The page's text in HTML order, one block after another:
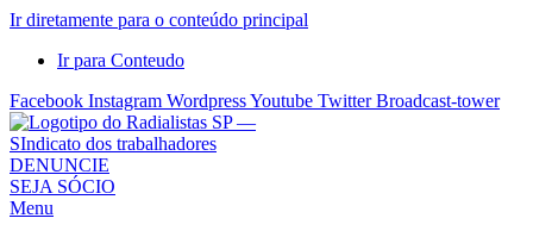
Ir diretamente para o conteúdo principal
Ir para Conteudo
Facebook Instagram WordpressYoutube Twitter Broadcast-tower
Sindicato
dos
Radialistas
DENUNCIE
SEJA SÓCIO
Menu